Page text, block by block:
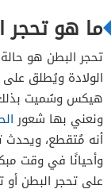
ما هو تحجر
تحجر البطن هو
الولادة ويُطلق
هيكس وسُميت
ونعني بها شعور
أنه مُتقطع، ويحدث
وأحيانًا في وقت
على تحجر البطن